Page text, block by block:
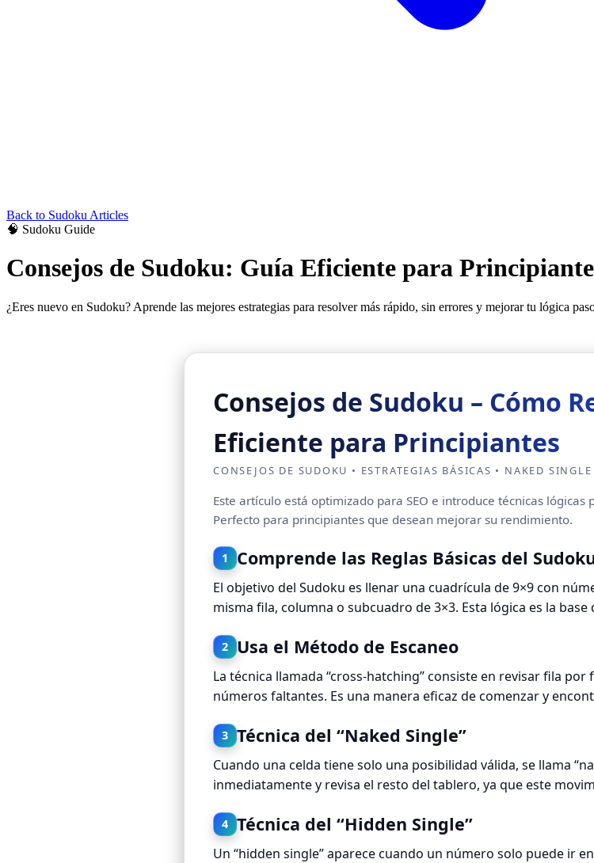
Back to Sudoku Articles
🧠 Sudoku Guide
Consejos de Sudoku: Guía Eficiente para
¿Eres nuevo en Sudoku? Aprende las mejores estrategias para resolver más rápido, sin errores y mejorar tu lógica
Consejos de Sudoku – Cómo
Eficiente para Principiantes
CONSEJOS DE SUDOKU • ESTRATEGIAS BÁSICAS • NAKED
Este artículo está optimizado para SEO e introduce técnicas
Perfecto para principiantes que desean mejorar su rendimiento.
1 Comprende las Reglas Básicas del
El objetivo del Sudoku es llenar una cuadrícula de 9×9 con
misma fila, columna o subcuadro de 3×3. Esta lógica es la
2 Usa el Método de Escaneo
La técnica llamada “cross-hatching” consiste en revisar fila
números faltantes. Es una manera eficaz de comenzar y
3 Técnica del “Naked Single”
Cuando una celda tiene solo una posibilidad válida, se llama
inmediatamente y revisa el resto del tablero, ya que este
4 Técnica del “Hidden Single”
Un “hidden single” aparece cuando un número solo puede ir